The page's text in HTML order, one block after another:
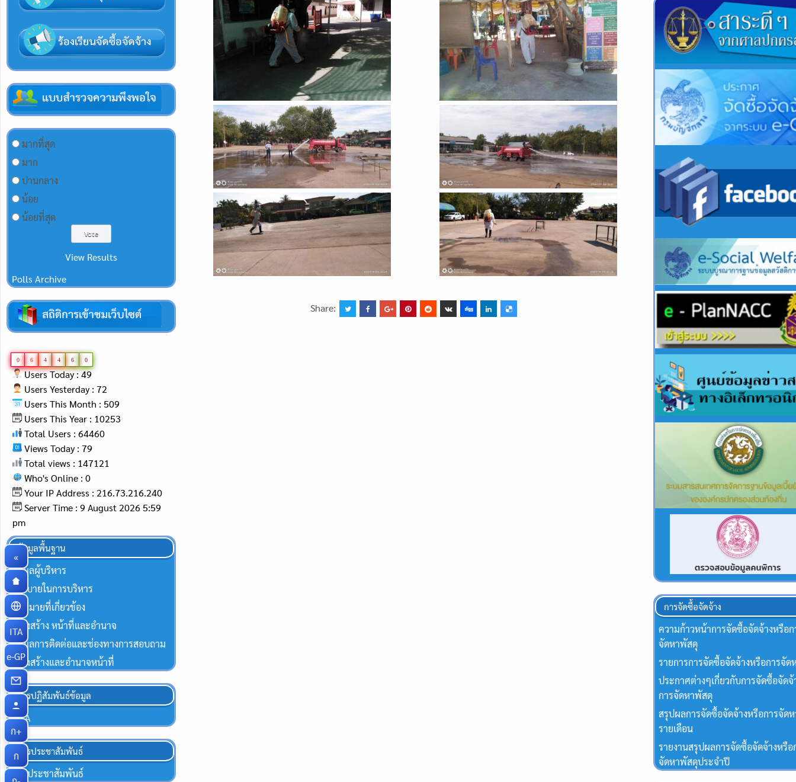
Share:
มากที่สุด
มาก
ปานกลาง
น้อย
น้อยที่สุด
View Results
Polls Archive
0 6 4 4 6 0
Users Today : 49
Users Yesterday : 72
Users This Month : 509
Users This Year : 10253
Total Users : 64460
Views Today : 79
Total views : 147121
Who's Online : 0
Your IP Address : 216.73.216.240
Server Time : 9 August 2026 5:59
pm
ข้อมูลพื้นฐาน
ข้อมูลผู้บริหาร
นโยบายในการบริหาร
กฏหมายที่เกี่ยวข้อง
โครงสร้าง หน้าที่และอำนาจ
ข้อมูลการติดต่อและช่องทางการสอบถาม
โครงสร้างและอำนาจหน้าที่
การปฏิสัมพันธ์ข้อมูล
Q&A
การประชาสัมพันธ์
ข่าวประชาสัมพันธ์
การจัดซื้อจัดจ้าง
ความก้าวหน้าการจัดซื้อจัดจ้างหรือก
จัดหาพัสดุ
รายการการจัดซื้อจัดจ้างหรือการจั
ประกาศต่างๆเกี่ยวกับการจัดซื้อจัดจ้
การจัดหาพัสดุ
สรุปผลการจัดซื้อจัดจ้างหรือการจัด
รายเดือน
รายงานสรุปผลการจัดซื้อจัดจ้างหรือ
จัดหาพัสดุประจําปี
«
ITA
e-GP
ก+
ก